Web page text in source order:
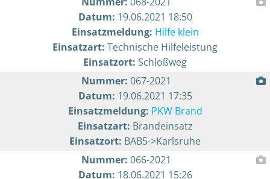
Datum: 19.06.2021 18:50
Einsatzmeldung: Hilfe klein
Einsatzart: Technische Hilfeleistung
Einsatzort: Schloßweg
Nummer: 067-2021
Datum: 19.06.2021 17:35
Einsatzmeldung: PKW Brand
Einsatzart: Brandeinsatz
Einsatzort: BAB5->Karlsruhe
Nummer: 066-2021
Datum: 18.06.2021 15:26